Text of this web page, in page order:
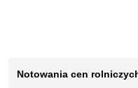
Notowania cen